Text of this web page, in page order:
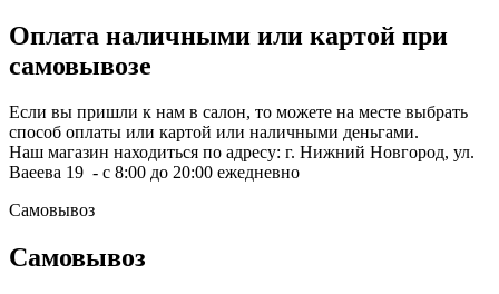
Оплата наличными или картой при
самовывозе
Если вы пришли к нам в салон, то можете на месте выбрать
способ оплаты или картой или наличными деньгами.
Наш магазин находиться по адресу: г. Нижний Новгород, ул.
Ваеева 19 - с 8:00 до 20:00 ежедневно
Самовывоз
Самовывоз